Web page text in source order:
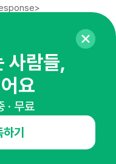
theTradeDesk가 공
in-view)와 노출비율
율도 증가한다.
가 50%에서 90%
매출 증가율을 이끌어낸
사람들,
요
· 무료
기